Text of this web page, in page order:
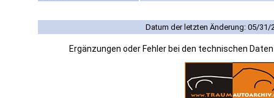
Datum der letzten Änderung: 05/31/
Ergänzungen oder Fehler bei den technischen